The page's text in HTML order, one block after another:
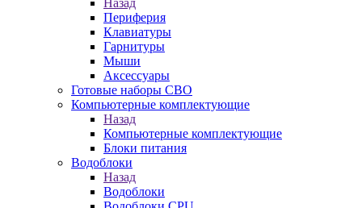
Назад
Периферия
Клавиатуры
Гарнитуры
Мыши
Аксессуары
Готовые наборы СВО
Компьютерные комплектующие
Назад
Компьютерные комплектующие
Блоки питания
Водоблоки
Назад
Водоблоки